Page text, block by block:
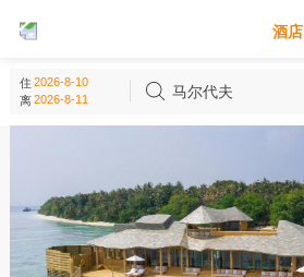
酒店
住
离
马尔代夫
马尔代夫 - 亚洲